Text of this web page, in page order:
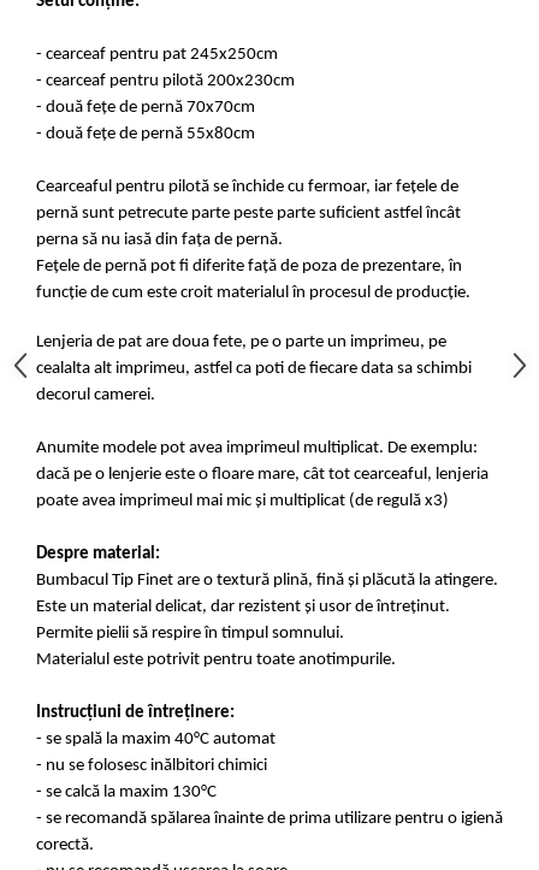
- cearceaf pentru pat 245x250cm
- cearceaf pentru pilotă 200x230cm
- două fețe de pernă 70x70cm
- două fețe de pernă 55x80cm
Cearceaful pentru pilotă se închide cu fermoar, iar fețele de
pernă sunt petrecute parte peste parte suficient astfel încât
perna să nu iasă din fața de pernă.
Fețele de pernă pot fi diferite față de poza de prezentare, în
funcție de cum este croit materialul în procesul de producție.
Lenjeria de pat are doua fete, pe o parte un imprimeu, pe
cealalta alt imprimeu, astfel ca poti de fiecare data sa schimbi
decorul camerei.
Anumite modele pot avea imprimeul multiplicat. De exemplu:
dacă pe o lenjerie este o floare mare, cât tot cearceaful, lenjeria
poate avea imprimeul mai mic și multiplicat (de regulă x3)
Despre material:
Bumbacul Tip Finet are o textură plină, fină și plăcută la atingere.
Este un material delicat, dar rezistent și usor de întreținut.
Permite pielii să respire în timpul somnului.
Materialul este potrivit pentru toate anotimpurile.
Instrucțiuni de întreținere:
- se spală la maxim 40°C automat
- nu se folosesc inălbitori chimici
- se calcă la maxim 130°C
- se recomandă spălarea înainte de prima utilizare pentru o igienă
corectă.